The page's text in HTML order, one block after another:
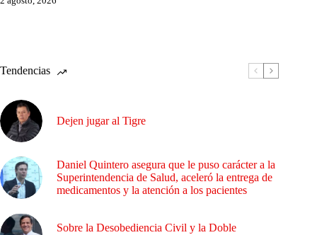
Tendencias
Dejen jugar al Tigre
Daniel Quintero asegura que le puso carácter a la
Superintendencia de Salud, aceleró la entrega de
medicamentos y la atención a los pacientes
Sobre la Desobediencia Civil y la Doble